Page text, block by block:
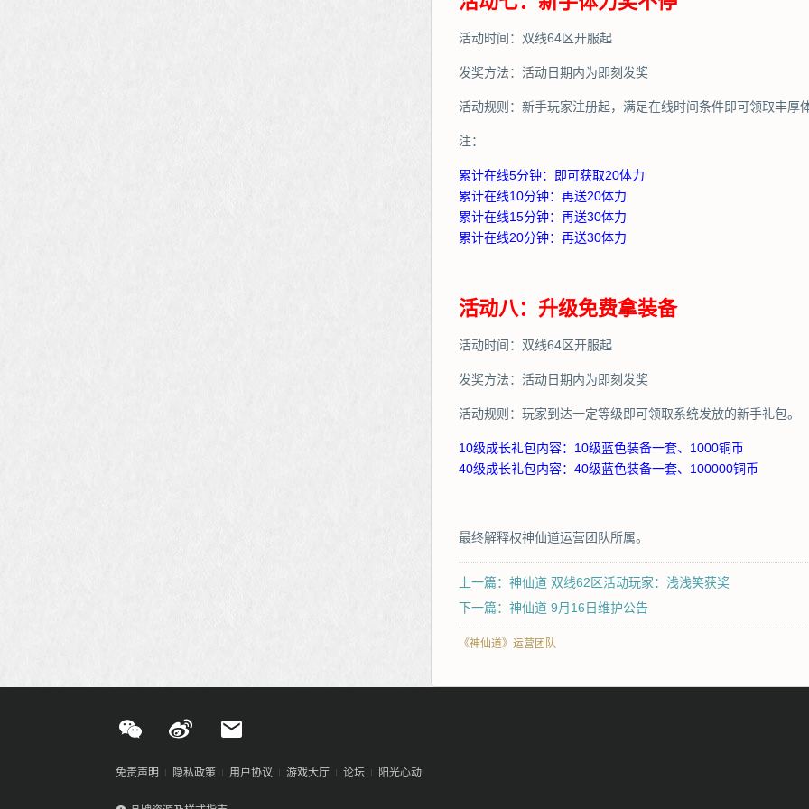
活动时间：双线64区开服起
发奖方法：活动日期内为即刻发奖
活动规则：新手玩家注册起，满足在线时间条件即可领取丰厚
注：
累计在线5分钟：即可获取20体力
累计在线10分钟：再送20体力
累计在线15分钟：再送30体力
累计在线20分钟：再送30体力
活动八：升级免费拿装备
活动时间：双线64区开服起
发奖方法：活动日期内为即刻发奖
活动规则：玩家到达一定等级即可领取系统发放的新手礼包。
10级成长礼包内容：10级蓝色装备一套、1000铜币
40级成长礼包内容：40级蓝色装备一套、100000铜币
最终解释权神仙道运营团队所属。
上一篇：神仙道 双线62区活动玩家：浅浅笑获奖
下一篇：神仙道 9月16日维护公告
《神仙道》运营团队
免责声明 隐私政策 用户协议 游戏大厅 论坛 阳光心动